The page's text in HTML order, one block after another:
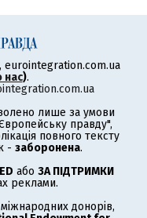
eurointegration.com.ua
нас).
лише за умови
правду",
повного тексту
- заборонена.
або ЗА ПІДТРИМКИ
реклами.
донорів,